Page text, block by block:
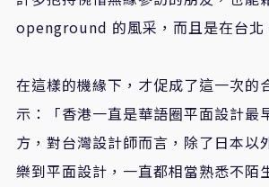
openground 的風采，而且是在台北
在這樣的機緣下，才促成了這一次的
示：「香港一直是華語圈平面設計最
方，對台灣設計師而言，除了日本以
樂到平面設計，一直都相當熟悉不陌